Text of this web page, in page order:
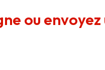
ou envoyez